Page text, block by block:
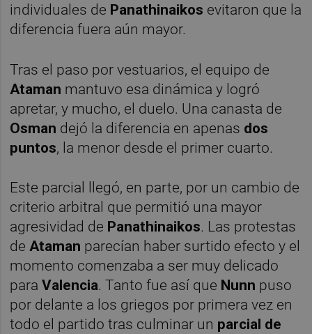
individuales de Panathinaikos evitaron que la
diferencia fuera aún mayor.
Tras el paso por vestuarios, el equipo de
Ataman mantuvo esa dinámica y logró
apretar, y mucho, el duelo. Una canasta de
Osman dejó la diferencia en apenas dos
puntos, la menor desde el primer cuarto.
Este parcial llegó, en parte, por un cambio de
criterio arbitral que permitió una mayor
agresividad de Panathinaikos. Las protestas
de Ataman parecían haber surtido efecto y el
momento comenzaba a ser muy delicado
paraValencia. Tanto fue así que Nunn puso
por delante a los griegos por primera vez en
todo el partido tras culminar un parcial de